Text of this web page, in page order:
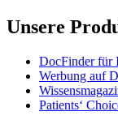
Unsere
DocFinder für
Werbung auf
Patients‘